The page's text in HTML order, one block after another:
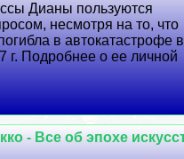
Дианы пользуются
несмотря на то, что
в автокатастрофе в
г. Подробнее о ее личной
- Все об эпохе